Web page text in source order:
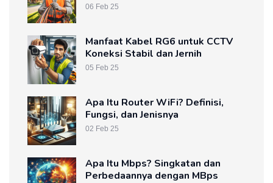
06 Feb 25
Manfaat Kabel RG6 untuk CCTV
Koneksi Stabil dan Jernih
05 Feb 25
Apa Itu Router WiFi? Definisi,
Fungsi, dan Jenisnya
02 Feb 25
Apa Itu Mbps? Singkatan dan
Perbedaannya dengan MBps